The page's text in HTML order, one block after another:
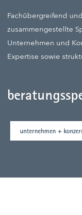
Fachübergreifend
zusammengestellte
Unternehmen und
Expertise sowie
unternehmen +